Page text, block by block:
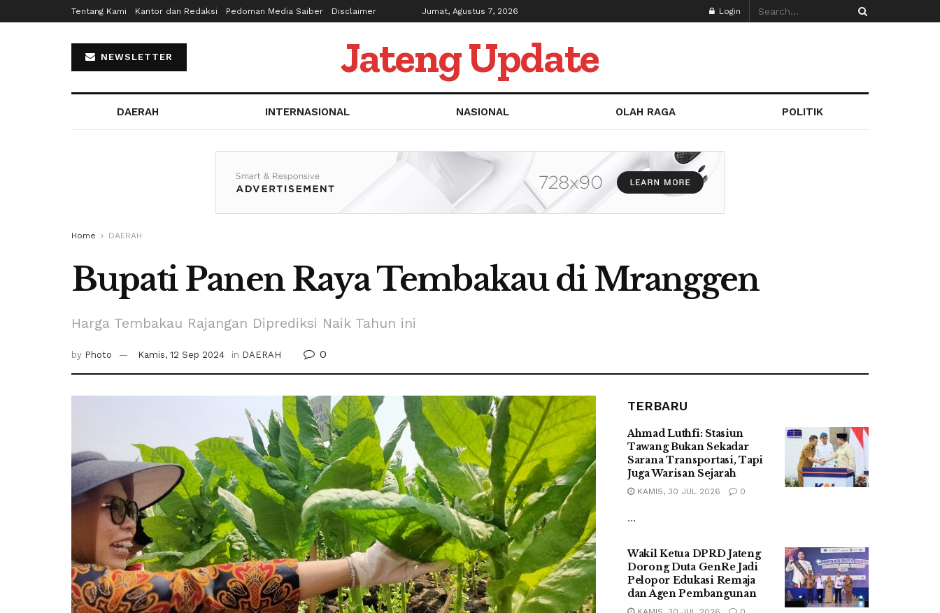
Tentang Kami Kantor dan Redaksi Pedoman Media Saiber Disclaimer Jumat, Agustus 7, 2026 Login
NEWSLETTER Jateng Update
DAERAH INTERNASIONAL NASIONAL OLAH RAGA POLITIK
Home DAERAH
Bupati Panen Raya Tembakau di Mranggen
Harga Tembakau Rajangan Diprediksi Naik Tahun ini
by Photo Kamis, 12 Sep 2024 in DAERAH 0
TERBARU
Ahmad Luthfi: Stasiun
Tawang Bukan Sekadar
Sarana Transportasi, Tapi
Juga Warisan Sejarah
KAMIS, 30 JUL 2026 0
...
Wakil Ketua DPRD Jateng
Dorong Duta GenRe Jadi
Pelopor Edukasi Remaja
dan Agen Pembangunan